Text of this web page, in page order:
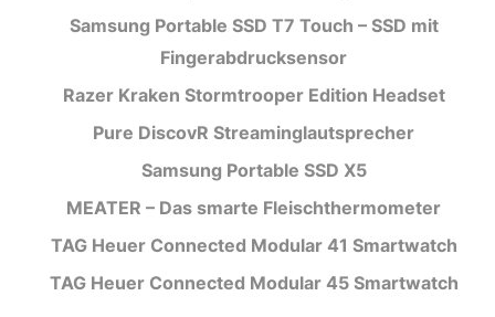
Samsung Portable SSD T7 Touch – SSD mit
Fingerabdrucksensor
Razer Kraken Stormtrooper Edition Headset
Pure DiscovR Streaminglautsprecher
Samsung Portable SSD X5
MEATER – Das smarte Fleischthermometer
TAG Heuer Connected Modular 41 Smartwatch
TAG Heuer Connected Modular 45 Smartwatch